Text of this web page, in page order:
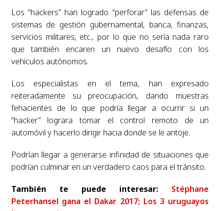
Los “hackers” han logrado “perforar” las defensas de
sistemas de gestión gubernamental, banca, finanzas,
servicios militares, etc., por lo que no sería nada raro
que también encaren un nuevo desafío con los
vehículos autónomos.
Los especialistas en el tema, han expresado
reiteradamente su preocupación, dando muestras
fehacientes de lo que podría llegar a ocurrir si un
“hacker” lograra tomar el control remoto de un
automóvil y hacerlo dirigir hacia donde se le antoje.
Podrían llegar a generarse infinidad de situaciones que
podrían culminar en un verdadero caos para el tránsito.
También te puede interesar: Stéphane
Peterhansel gana el Dakar 2017; Los 3 uruguayos